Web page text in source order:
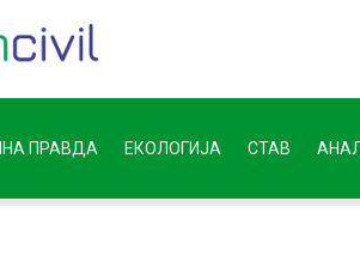
ПРАВДА ЕКОЛОГИЈА СТАВ